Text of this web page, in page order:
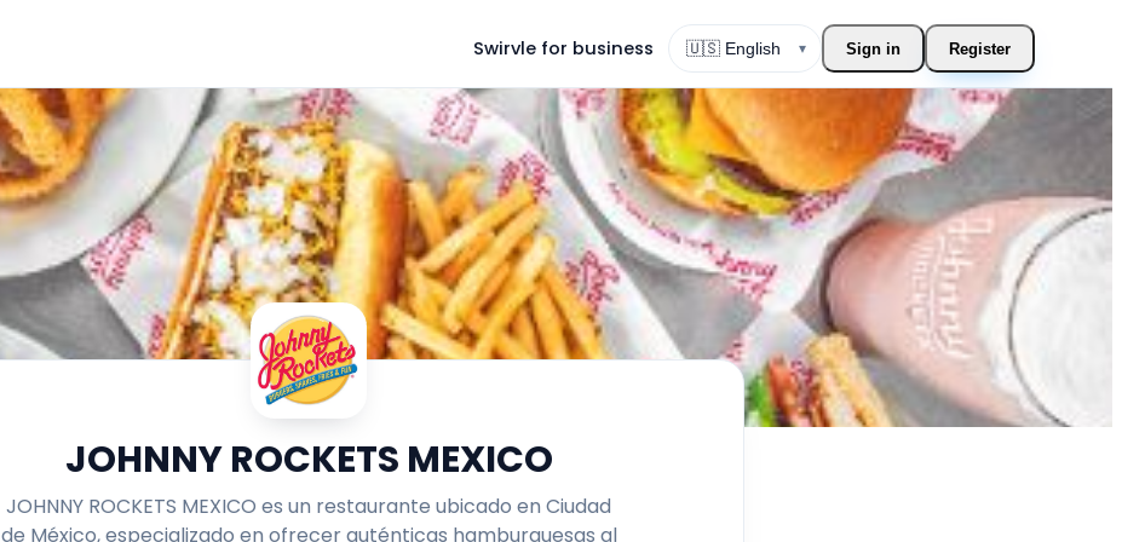
Swirvle for business Change language
▾ Sign in Register
JOHNNY ROCKETS MEXICO
JOHNNY ROCKETS MEXICO es un restaurante ubicado en Ciudad
de México, especializado en ofrecer auténticas hamburguesas al